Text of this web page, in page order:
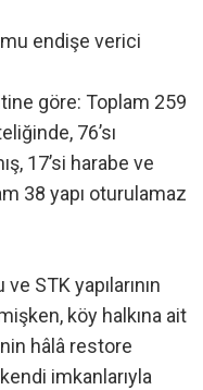
endişe verici
göre: Toplam 259
76’sı
17’si harabe ve
38 yapı oturulamaz
STK yapılarının
köy halkına ait
hâlâ restore
imkanlarıyla